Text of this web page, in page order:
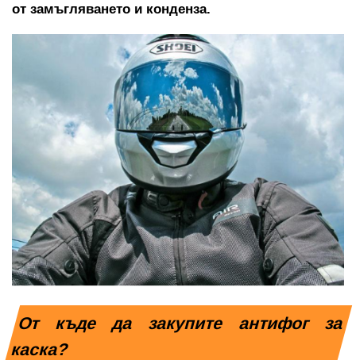
от замъгляването и конденза.
От къде да закупите антифог за
каска?